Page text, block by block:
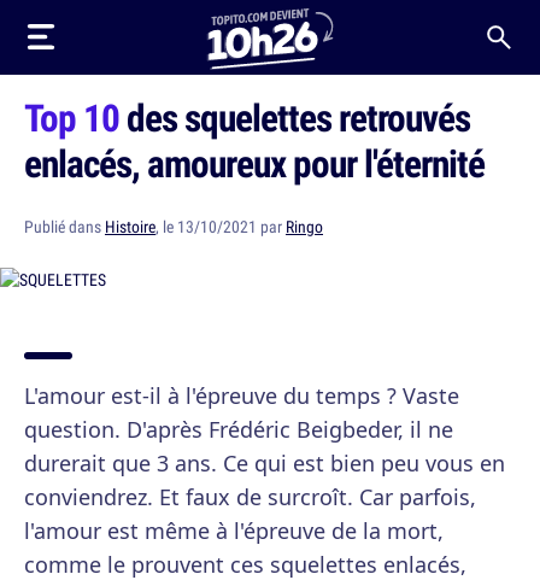
Top 10des squelettes retrouvés
enlacés, amoureux pour l'éternité
Publié dans Histoire, le 13/10/2021 par Ringo
L'amour est-il à l'épreuve du temps ? Vaste
question. D'après Frédéric Beigbeder, il ne
durerait que 3 ans. Ce qui est bien peu vous en
conviendrez. Et faux de surcroît. Car parfois,
l'amour est même à l'épreuve de la mort,
comme le prouvent ces squelettes enlacés,